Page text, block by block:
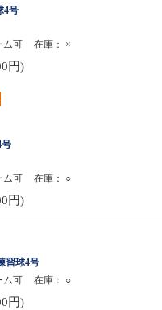
4号
ム可 在庫： ×
円)
号
ム可 在庫： ○
円)
習球4号
ム可 在庫： ○
円)